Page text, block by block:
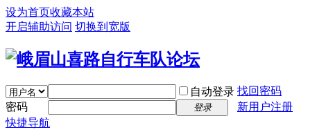
设为首页收藏本站
开启辅助访问 切换到宽版
自动登录 找回密码
密码
登录
新用户注册
快捷导航